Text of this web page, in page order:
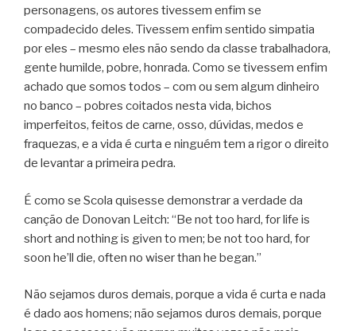
personagens, os autores tivessem enfim se
compadecido deles. Tivessem enfim sentido simpatia
por eles – mesmo eles não sendo da classe trabalhadora,
gente humilde, pobre, honrada. Como se tivessem enfim
achado que somos todos – com ou sem algum dinheiro
no banco – pobres coitados nesta vida, bichos
imperfeitos, feitos de carne, osso, dúvidas, medos e
fraquezas, e a vida é curta e ninguém tem a rigor o direito
de levantar a primeira pedra.
É como se Scola quisesse demonstrar a verdade da
canção de Donovan Leitch: “Be not too hard, for life is
short and nothing is given to men; be not too hard, for
soon he’ll die, often no wiser than he began.”
Não sejamos duros demais, porque a vida é curta e nada
é dado aos homens; não sejamos duros demais, porque